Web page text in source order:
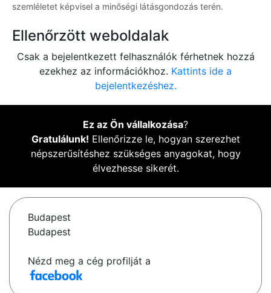
szemléletet képvisel a minőségi látásgondozás terén.
Ellenőrzött weboldalak
Csak a bejelentkezett felhasználók férhetnek hozzá
ezekhez az információkhoz. Kattints ide a
bejelentkezéshez.
Ez az Ön vállalkozása?
Gratulálunk! Ellenőrizze le, hogyan szerezhet
népszerűsítéshez szükséges anyagokat, hogy
élvezhesse sikerét.
Budapest
Budapest
Nézd meg a cég profilját a